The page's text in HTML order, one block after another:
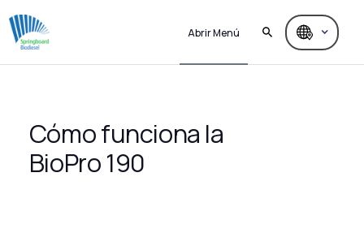
Abrir Menú
Cómo funciona la
BioPro 190